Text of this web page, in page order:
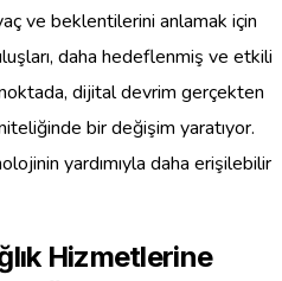
ve beklentilerini anlamak için
daha hedeflenmiş ve etkili
dijital devrim gerçekten
bir değişim yaratıyor.
yardımıyla daha erişilebilir
Hizmetlerine